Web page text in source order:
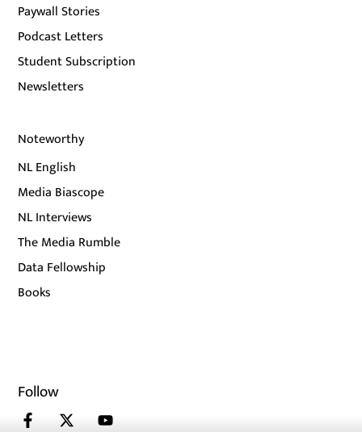
Paywall Stories
Podcast Letters
Student Subscription
Newsletters
Noteworthy
NL English
Media Biascope
NL Interviews
The Media Rumble
Data Fellowship
Books
Follow